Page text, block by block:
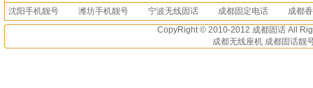
沈阳手机靓号 潍坊手机靓号 宁波无线固话 成都固定电话
成都
CopyRight © 2010-2012 成都固话All
成都无线座机 成都固话靓